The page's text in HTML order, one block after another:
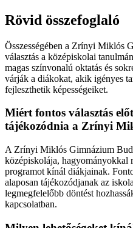
Rövid összefoglaló
Összességében a Zrínyi Miklós
választás a középiskolai
magas színvonalú oktatás és
várják a diákokat, akik igényes
fejleszthetik képességeiket.
Miért fontos választás
tájékozódnia a Zrínyi
A Zrínyi Miklós Gimnázium
középiskolája, hagyományokkal
programot kínál diákjainak.
alaposan tájékozódjanak az
legmegfelelőbb döntést
kapcsolatban.